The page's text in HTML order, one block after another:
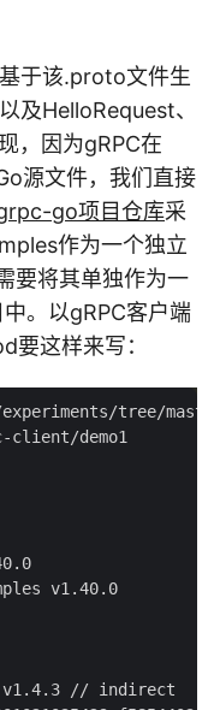
于该.proto文件生
及HelloRequest、
，因为gRPC在
源文件，我们直接
go项目仓库采
作为一个独立
要将其单独作为一
。以gRPC客户端
这样来写：